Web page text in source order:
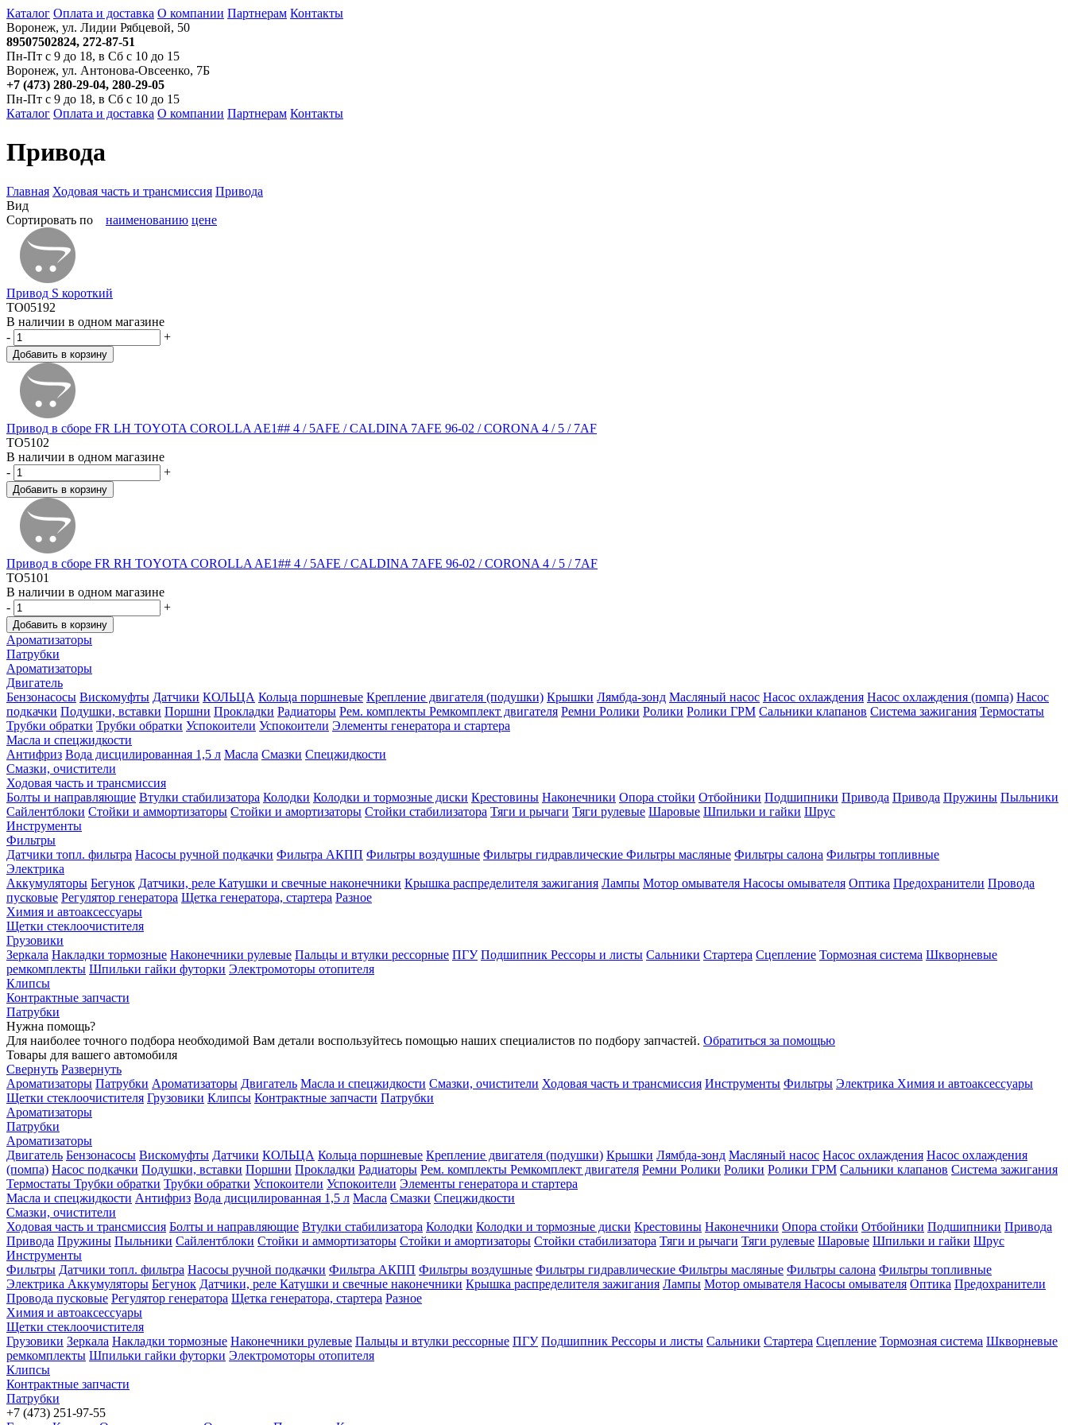
Каталог Оплата и доставка О компании Партнерам Контакты
Воронеж, ул. Лидии Рябцевой, 50
89507502824, 272-87-51
Пн-Пт с 9 до 18, в Сб с 10 до 15
Воронеж, ул. Антонова-Овсеенко, 7Б
+7 (473) 280-29-04, 280-29-05
Пн-Пт с 9 до 18, в Сб с 10 до 15
Каталог Оплата и доставка О компании Партнерам Контакты
Привода
Главная Ходовая часть и трансмиссия Привода
Вид
Сортировать по наименованию цене
Привод S короткий
TO05192
В наличии в одном магазине
-
+
Привод в сборе FR LH TOYOTA COROLLA AE1## 4 / 5AFE / CALDINA 7AFE 96-02 / CORONA 4 / 5 / 7AF
TO5102
В наличии в одном магазине
-
+
Привод в сборе FR RH TOYOTA COROLLA AE1## 4 / 5AFE / CALDINA 7AFE 96-02 / CORONA 4 / 5 / 7AF
TO5101
В наличии в одном магазине
-
+
Ароматизаторы
Патрубки
Ароматизаторы
Двигатель
Бензонасосы Вискомуфты Датчики КОЛЬЦА Кольца поршневые Крепление двигателя (подушки) Крышки Лямбда-зонд Масляный насос Насос охлаждения Насос охлаждения (помпа) Насос
подкачки Подушки, вставки Поршни Прокладки Радиаторы Рем. комплекты Ремкомплект двигателя Ремни Ролики Ролики Ролики ГРМ Сальники клапанов Система зажигания Термостаты
Трубки обратки Трубки обратки Успокоители Успокоители Элементы генератора и стартера
Масла и спецжидкости
Антифриз Вода дисцилированная 1,5 л Масла Смазки Спецжидкости
Смазки, очистители
Ходовая часть и трансмиссия
Болты и направляющие Втулки стабилизатора Колодки Колодки и тормозные диски Крестовины Наконечники Опора стойки Отбойники Подшипники Привода Привода Пружины Пыльники
Сайлентблоки Стойки и аммортизаторы Стойки и амортизаторы Стойки стабилизатора Тяги и рычаги Тяги рулевые Шаровые Шпильки и гайки Шрус
Инструменты
Фильтры
Датчики топл. фильтра Насосы ручной подкачки Фильтра АКПП Фильтры воздушные Фильтры гидравлические Фильтры масляные Фильтры салона Фильтры топливные
Электрика
Аккумуляторы Бегунок Датчики, реле Катушки и свечные наконечники Крышка распределителя зажигания Лампы Мотор омывателя Насосы омывателя Оптика Предохранители Провода
пусковые Регулятор генератора Щетка генератора, стартера Разное
Химия и автоаксессуары
Щетки стеклоочистителя
Грузовики
Зеркала Накладки тормозные Наконечники рулевые Пальцы и втулки рессорные ПГУ Подшипник Рессоры и листы Сальники Стартера Сцепление Тормозная система Шкворневые
ремкомплекты Шпильки гайки футорки Электромоторы отопителя
Клипсы
Контрактные запчасти
Патрубки
Нужна помощь?
Для наиболее точного подбора необходимой Вам детали воспользуйтесь помощью наших специалистов по подбору запчастей. Обратиться за помощью
Товары для вашего автомобиля
Свернуть Развернуть
Ароматизаторы Патрубки Ароматизаторы Двигатель Масла и спецжидкости Смазки, очистители Ходовая часть и трансмиссия Инструменты Фильтры Электрика Химия и автоаксессуары
Щетки стеклоочистителя Грузовики Клипсы Контрактные запчасти Патрубки
Ароматизаторы
Патрубки
Ароматизаторы
Двигатель Бензонасосы Вискомуфты Датчики КОЛЬЦА Кольца поршневые Крепление двигателя (подушки) Крышки Лямбда-зонд Масляный насос Насос охлаждения Насос охлаждения
(помпа) Насос подкачки Подушки, вставки Поршни Прокладки Радиаторы Рем. комплекты Ремкомплект двигателя Ремни Ролики Ролики Ролики ГРМ Сальники клапанов Система зажигания
Термостаты Трубки обратки Трубки обратки Успокоители Успокоители Элементы генератора и стартера
Масла и спецжидкости Антифриз Вода дисцилированная 1,5 л Масла Смазки Спецжидкости
Смазки, очистители
Ходовая часть и трансмиссия Болты и направляющие Втулки стабилизатора Колодки Колодки и тормозные диски Крестовины Наконечники Опора стойки Отбойники Подшипники Привода
Привода Пружины Пыльники Сайлентблоки Стойки и аммортизаторы Стойки и амортизаторы Стойки стабилизатора Тяги и рычаги Тяги рулевые Шаровые Шпильки и гайки Шрус
Инструменты
Фильтры Датчики топл. фильтра Насосы ручной подкачки Фильтра АКПП Фильтры воздушные Фильтры гидравлические Фильтры масляные Фильтры салона Фильтры топливные
Электрика Аккумуляторы Бегунок Датчики, реле Катушки и свечные наконечники Крышка распределителя зажигания Лампы Мотор омывателя Насосы омывателя Оптика Предохранители
Провода пусковые Регулятор генератора Щетка генератора, стартера Разное
Химия и автоаксессуары
Щетки стеклоочистителя
Грузовики Зеркала Накладки тормозные Наконечники рулевые Пальцы и втулки рессорные ПГУ Подшипник Рессоры и листы Сальники Стартера Сцепление Тормозная система Шкворневые
ремкомплекты Шпильки гайки футорки Электромоторы отопителя
Клипсы
Контрактные запчасти
Патрубки
+7 (473) 251-97-55